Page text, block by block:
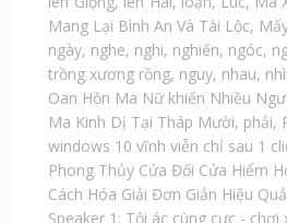
Mang Lại Bình An Và Tài Lộc,
ngày, nghe, nghi, nghiến, ngóc,
trồng xương rồng, nguy, nhau,
Oan Hồn Ma Nữ khiến Nhiều
Ma Kinh Dị Tại Tháp Mười, phải,
windows 10 vĩnh viễn chỉ sau 1
Phong Thủy Cửa Đối Cửa Hiểm
Cách Hóa Giải Đơn Giản Hiệu Quả
Speaker 1: Tội ác cùng cực -